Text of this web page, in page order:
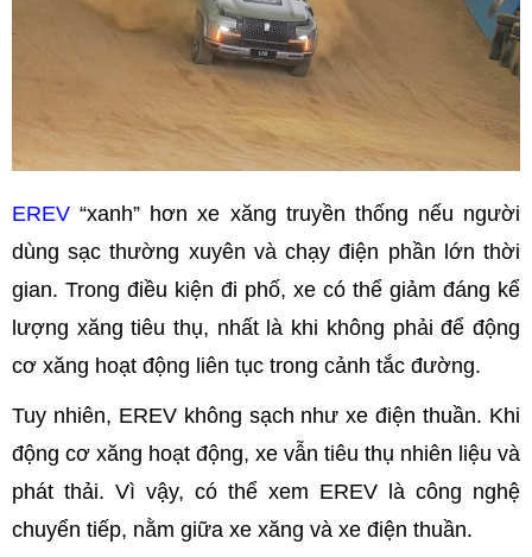
EREV “xanh” hơn xe xăng truyền thống nếu người
dùng sạc thường xuyên và chạy điện phần lớn thời
gian. Trong điều kiện đi phố, xe có thể giảm đáng kể
lượng xăng tiêu thụ, nhất là khi không phải để động
cơ xăng hoạt động liên tục trong cảnh tắc đường.
Tuy nhiên, EREV không sạch như xe điện thuần. Khi
động cơ xăng hoạt động, xe vẫn tiêu thụ nhiên liệu và
phát thải. Vì vậy, có thể xem EREV là công nghệ
chuyển tiếp, nằm giữa xe xăng và xe điện thuần.